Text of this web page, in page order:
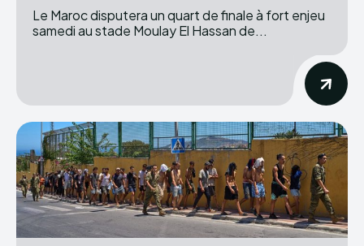
Le Maroc disputera un quart de finale à fort enjeu
samedi au stade Moulay El Hassan de...